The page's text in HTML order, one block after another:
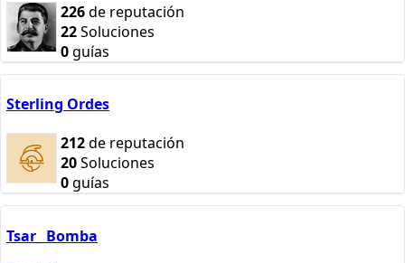
226de reputación
22Soluciones
0guías
Sterling Ordes
212de reputación
20Soluciones
0guías
Tsar_ Bomba